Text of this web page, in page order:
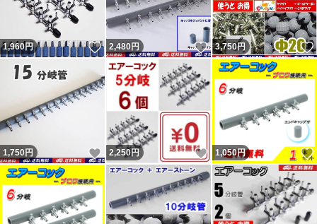
1,960円 いいね！
2,480円 いいね！
3,750円
1,750円 いいね！
2,250円 いいね！
1,050円